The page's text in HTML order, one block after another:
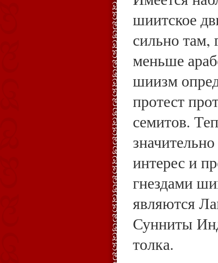
шиитское
сильно там,
меньше
шиизм
протест
семитов.
интерес и
гнездами
являются
Сунниты
толка.